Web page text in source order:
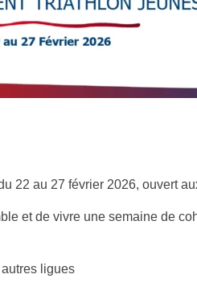
22 au 27 février 2026, ouvert
et de vivre une semaine de
ligues